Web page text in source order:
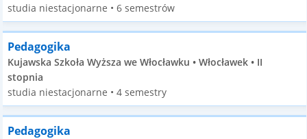
studia niestacjonarne • 6 semestrów
Pedagogika
Kujawska Szkoła Wyższa we Włocławku • Włocławek • II
stopnia
studia niestacjonarne • 4 semestry
Pedagogika